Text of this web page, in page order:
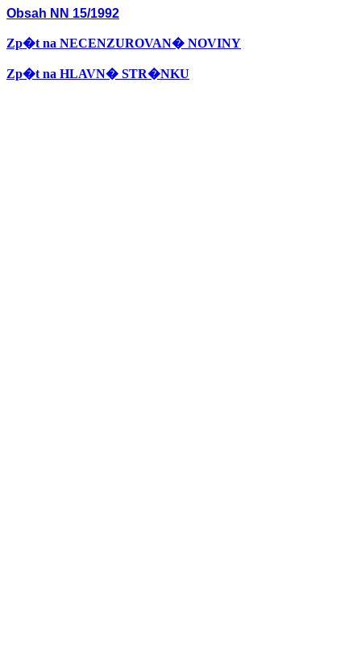
Obsah NN 15/1992
Zp�t na NECENZUROVAN� NOVINY
Zp�t na HLAVN� STR�NKU